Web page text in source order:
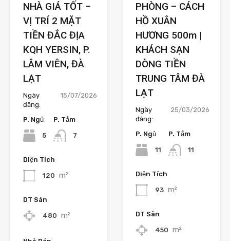
NHÀ GIÁ TỐT –
VỊ TRÍ 2 MẶT
TIỀN ĐẮC ĐỊA
KQH YERSIN, P.
LÂM VIÊN, ĐÀ
LẠT
Ngày
đăng:
15/07/2026
P. Ngủ
5
P. Tắm
7
Diện Tích
120 m²
DT Sàn
480 m²
PHÒNG – CÁCH
HỒ XUÂN
HƯƠNG 500m |
KHÁCH SẠN
DÒNG TIỀN
TRUNG TÂM ĐÀ
LẠT
Ngày
đăng:
25/03/2026
P. Ngủ
11
P. Tắm
11
Diện Tích
93 m²
DT Sàn
450 m²